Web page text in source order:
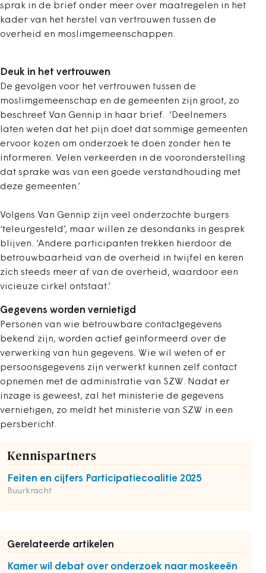
sprak in de brief onder meer over maatregelen in het
kader van het herstel van vertrouwen tussen de
overheid en moslimgemeenschappen.
Deuk in het vertrouwen
De gevolgen voor het vertrouwen tussen de
moslimgemeenschap en de gemeenten zijn groot, zo
beschreef Van Gennip in haar brief. ‘Deelnemers
laten weten dat het pijn doet dat sommige gemeenten
ervoor kozen om onderzoek te doen zonder hen te
informeren. Velen verkeerden in de vooronderstelling
dat sprake was van een goede verstandhouding met
deze gemeenten.’
Volgens Van Gennip zijn veel onderzochte burgers
‘teleurgesteld’, maar willen ze desondanks in gesprek
blijven. ‘Andere participanten trekken hierdoor de
betrouwbaarheid van de overheid in twijfel en keren
zich steeds meer af van de overheid, waardoor een
vicieuze cirkel ontstaat.’
Gegevens worden vernietigd
Personen van wie betrouwbare contactgegevens
bekend zijn, worden actief geïnformeerd over de
verwerking van hun gegevens. Wie wil weten of er
persoonsgegevens zijn verwerkt kunnen zelf contact
opnemen met de administratie van SZW. Nadat er
inzage is geweest, zal het ministerie de gegevens
vernietigen, zo meldt het ministerie van SZW in een
persbericht.
Kennispartners
Feiten en cijfers Participatiecoalitie 2025
Buurkracht
Gerelateerde artikelen
Kamer wil debat over onderzoek naar moskeeën